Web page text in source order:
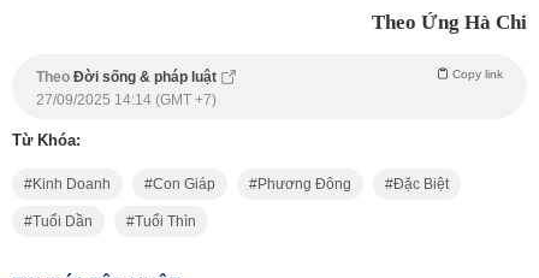
Theo Ứng Hà Chi
Theo Đời sống & pháp luật Copy link
27/09/2025 14:14 (GMT +7)
Từ Khóa:
Kinh Doanh Con Giáp Phương Đông Đặc Biệt
Tuổi Dần Tuổi Thìn